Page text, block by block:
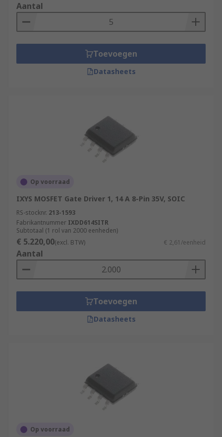
Aantal
Toevoegen
Datasheets
Op voorraad
IXYS MOSFET Gate Driver 1, 14 A 8-Pin 35V, SOIC
RS-stocknr. 213-1593
Fabrikantnummer IXDD614SITR
Subtotaal (1 rol van 2000 eenheden)
€ 5.220,00(excl. BTW) € 2,61/eenheid
Aantal
Toevoegen
Datasheets
Op voorraad